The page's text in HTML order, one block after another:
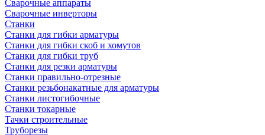
Сварочные аппараты
Сварочные инверторы
Станки
Станки для гибки арматуры
Станки для гибки скоб и хомутов
Станки для гибки труб
Станки для резки арматуры
Станки правильно-отрезные
Станки резьбонакатные для арматуры
Станки листогибочные
Станки токарные
Тачки строительные
Труборезы